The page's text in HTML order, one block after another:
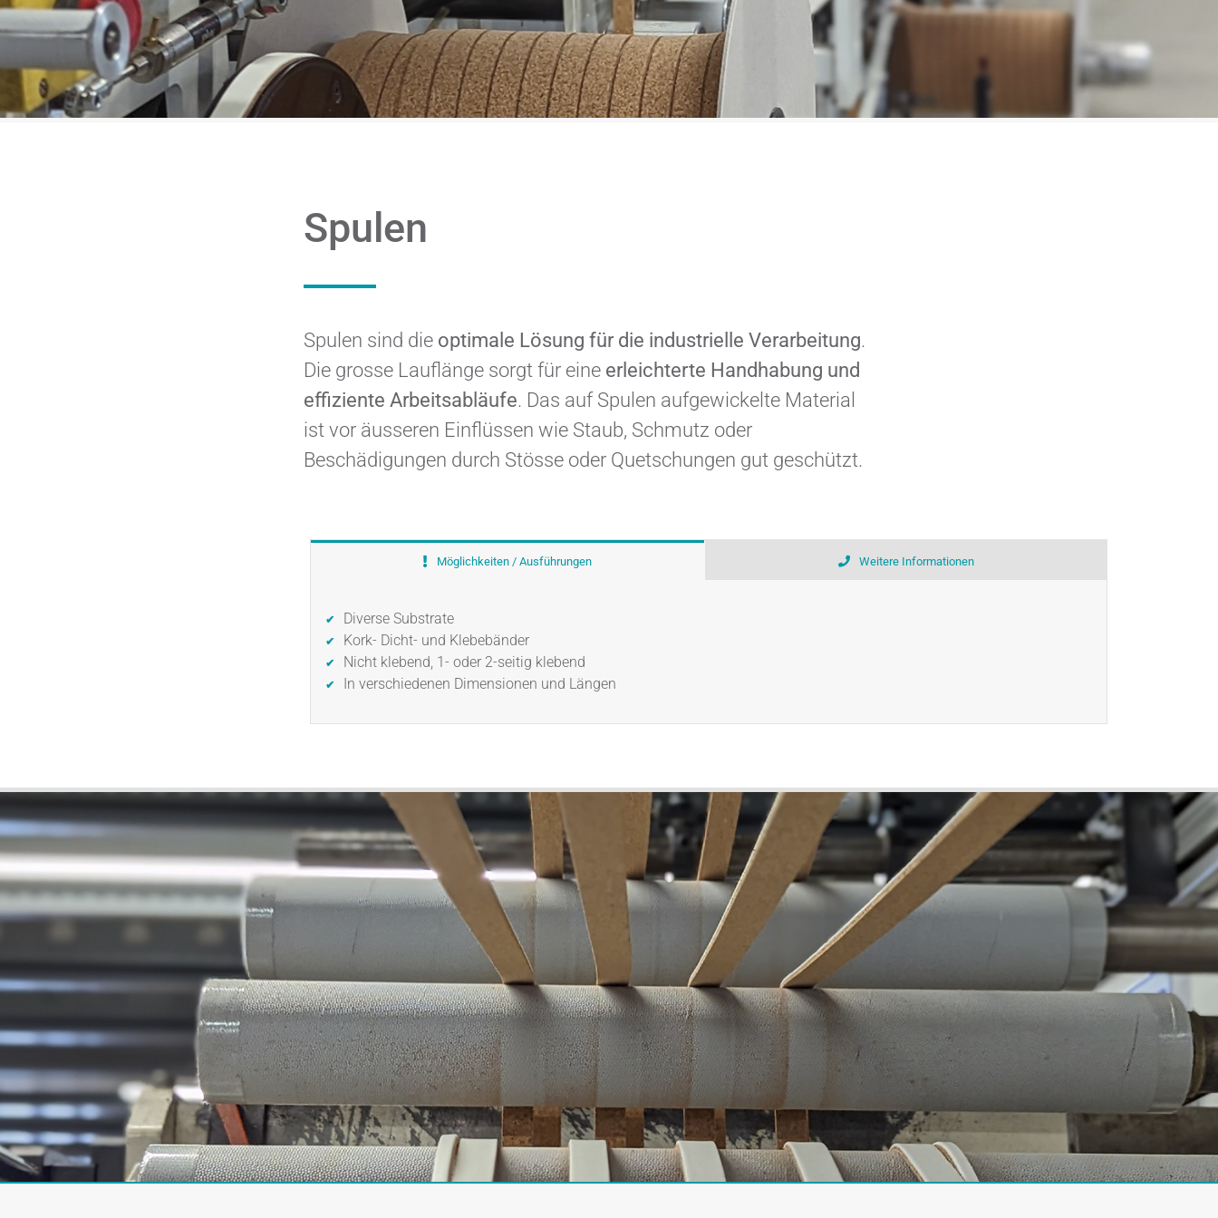
Spulen
Spulen sind die optimale Lösung für die industrielle Verarbeitung.
Die grosse Lauflänge sorgt für eine erleichterte Handhabung und
effiziente Arbeitsabläufe. Das auf Spulen aufgewickelte Material
ist vor äusseren Einflüssen wie Staub, Schmutz oder
Beschädigungen durch Stösse oder Quetschungen gut geschützt.
Möglichkeiten / Ausführungen Weitere Informationen
Diverse Substrate
Kork- Dicht- und Klebebänder
Nicht klebend, 1- oder 2-seitig klebend
In verschiedenen Dimensionen und Längen